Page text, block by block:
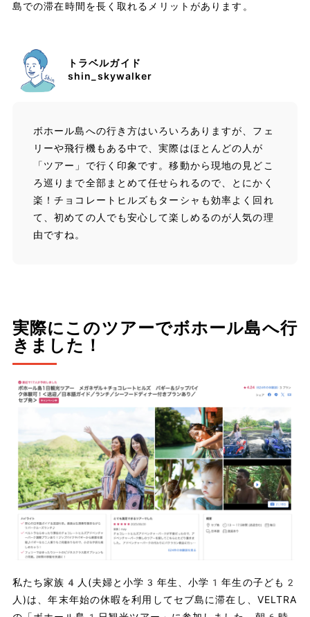
島での滞在時間を長く取れるメリットがあります。
トラベルガイド
shin_skywalker
ボホール島への行き方はいろいろありますが、フェ
リーや飛行機もある中で、実際はほとんどの人が
「ツアー」で行く印象です。移動から現地の見どこ
ろ巡りまで全部まとめて任せられるので、とにかく
楽！チョコレートヒルズもターシャも効率よく回れ
て、初めての人でも安心して楽しめるのが人気の理
由ですね。
実際にこのツアーでボホール島へ行
きました！
私たち家族4人(夫婦と小学3年生、小学1年生の子ども2
人)は、年末年始の休暇を利用してセブ島に滞在し、VELTRA